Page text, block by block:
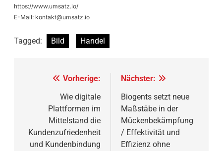
https://www.umsatz.io/
E-Mail: kontakt@umsatz.io
Tagged: Bild Handel
Beitragsnavigation
Vorherige:
Wie digitale
Plattformen im
Mittelstand die
Kundenzufriedenheit
und Kundenbindung
Nächster:
Biogents setzt neue
Maßstäbe in der
Mückenbekämpfung
/ Effektivität und
Effizienz ohne